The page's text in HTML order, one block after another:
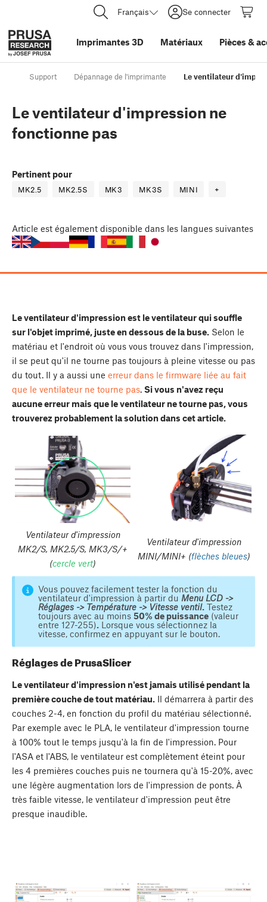
Français Se connecter
Imprimantes 3D Matériaux Pièces &
Support Dépannage de l'imprimante Le ventilateur
Le ventilateur d'impression ne
fonctionne pas
Pertinent pour
MK2.5 MK2.5S MK3 MK3S MINI +
Article est également disponible dans les langues suivantes
Le ventilateur d'impression est le ventilateur qui souffle
sur l'objet imprimé, juste en dessous de la buse. Selon le
matériau et l'endroit où vous vous trouvez dans l'impression,
il se peut qu'il ne tourne pas toujours à pleine vitesse ou pas
du tout. Il y a aussi une erreur dans le firmware liée au fait
que le ventilateur ne tourne pas. Si vous n'avez reçu
aucune erreur mais que le ventilateur ne tourne pas, vous
trouverez probablement la solution dans cet article.
Ventilateur d'impression
MK2/S, MK2.5/S, MK3/S/+
(cercle vert)
Ventilateur d'impression
MINI/MINI+ (flèches bleues)
Vous pouvez facilement tester la fonction du
ventilateur d'impression à partir du Menu LCD ->
Réglages -> Température -> Vitesse ventil.Testez
toujours avec au moins 50% de puissance(valeur
entre 127-255).Lorsque vous sélectionnez la
vitesse, confirmez en appuyant sur le bouton.
Réglages de PrusaSlicer
Le ventilateur d'impression n'est jamais utilisé pendant la
première couche de tout matériau. Il démarrera à partir des
couches 2-4, en fonction du profil du matériau sélectionné.
Par exemple avec le PLA, le ventilateur d'impression tourne
à 100% tout le temps jusqu'à la fin de l'impression. Pour
l'ASA et l'ABS, le ventilateur est complètement éteint pour
les 4 premières couches puis ne tournera qu'à 15-20%, avec
une légère augmentation lors de l'impression de ponts. À
très faible vitesse, le ventilateur d'impression peut être
presque inaudible.